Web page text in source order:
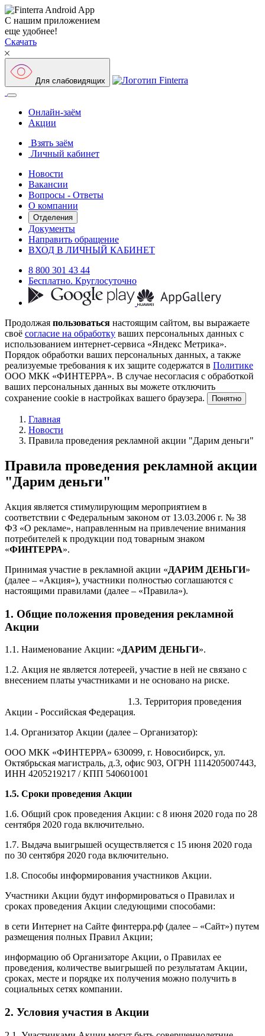
С нашим приложением
еще удобнее!
Скачать
Для слабовидящих
Онлайн-заём
Акции
Взять заём
Личный кабинет
Новости
Вакансии
Вопросы - Ответы
О компании
Отделения
Документы
Направить обращение
ВХОД В ЛИЧНЫЙ КАБИНЕТ
8 800 301 43 44
Бесплатно. Круглосуточно
Продолжая пользоваться настоящим сайтом, вы выражаете
своё согласие на обработку ваших персональных данных с
использованием интернет-сервиса «Яндекс Метрика».
Порядок обработки ваших персональных данных, а также
реализуемые требования к их защите содержатся в Политике
ООО МКК «ФИНТЕРРА». В случае несогласия с обработкой
ваших персональных данных вы можете отключить
сохранение cookie в настройках вашего браузера.
Понятно
Главная
Новости
Правила проведения рекламной акции "Дарим деньги"
Правила проведения рекламной акции
"Дарим деньги"
Акция является стимулирующим мероприятием в
соответствии с Федеральным законом от 13.03.2006 г. № 38
ФЗ «О рекламе», направленным на привлечение внимания
потребителей к продукции под товарным знаком
«ФИНТЕРРА».
Принимая участие в рекламной акции «ДАРИМ ДЕНЬГИ»
(далее – «Акция»), участники полностью соглашаются с
настоящими правилами (далее – «Правила»).
1. Общие положения проведения рекламной
Акции
1.1. Наименование Акции: «ДАРИМ ДЕНЬГИ».
1.2. Акция не является лотереей, участие в ней не связано с
внесением платы участниками и не основано на риске.
1.3. Территория проведения
Акции - Российская Федерация.
1.4. Организатор Акции (далее – Организатор):
ООО МКК «ФИНТЕРРА» 630099, г. Новосибирск, ул.
Октябрьская магистраль, д.3, офис 903, ОГРН 1114205007443,
ИНН 4205219217 / КПП 540601001
1.5. Сроки проведения Акции
1.6. Общий срок проведения Акции: с 8 июня 2020 года по 28
сентября 2020 года включительно.
1.7. Выдача выигрышей осуществляется с 15 июня 2020 года
по 30 сентября 2020 года включительно.
1.8. Способы информирования участников Акции.
Участники Акции будут информироваться о Правилах и
сроках проведения Акции следующими способами:
в сети Интернет на Cайтe финтерра.рф (далее – «Сайт») путем
размещения полных Правил Акции;
информацию об Организаторе Акции, о Правилах ее
проведения, количестве выигрышей по результатам Акции,
сроках, месте и порядке их получения можно получить в
социальных сетях компании.
2. Условия участия в Акции